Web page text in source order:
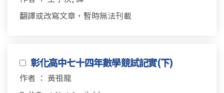
翻譯或改寫文章，暫時無法刊載
彰化高中七十四年數學競試記實(下)
作者 ： 黃祖龍